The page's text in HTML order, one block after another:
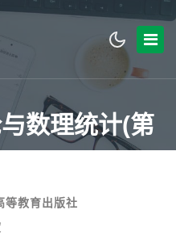
数理统计(第
等教育出版社